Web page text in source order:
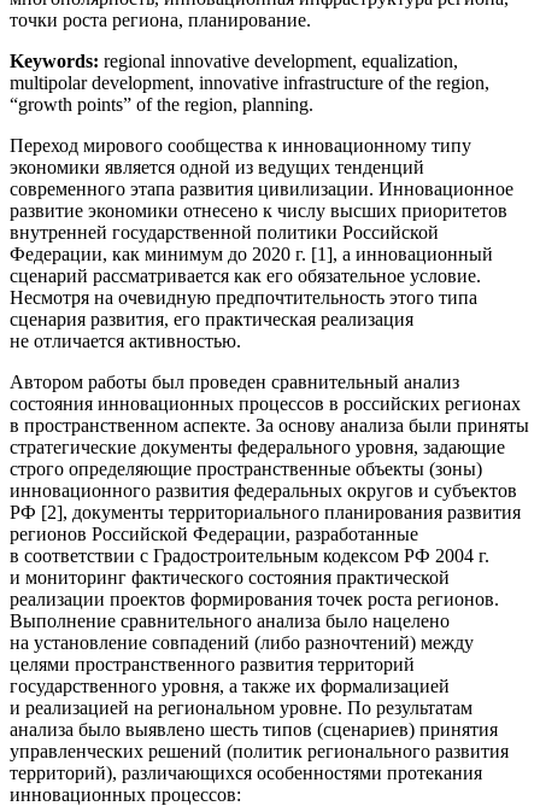
точки роста региона, планирование.
Keywords: regional innovative development, equalization,
multipolar development, innovative infrastructure of the region,
“growth points” of the region, planning.
Переход мирового сообщества к инновационному типу
экономики является одной из ведущих тенденций
современного этапа развития цивилизации. Инновационное
развитие экономики отнесено к числу высших приоритетов
внутренней государственной политики Российской
Федерации, как минимум до 2020 г. [1], а инновационный
сценарий рассматривается как его обязательное условие.
Несмотря на очевидную предпочтительность этого типа
сценария развития, его практическая реализация
не отличается активностью.
Автором работы был проведен сравнительный анализ
состояния инновационных процессов в российских регионах
в пространственном аспекте. За основу анализа были приняты
стратегические документы федерального уровня, задающие
строго определяющие пространственные объекты (зоны)
инновационного развития федеральных округов и субъектов
РФ [2], документы территориального планирования развития
регионов Российской Федерации, разработанные
в соответствии с Градостроительным кодексом РФ 2004 г.
и мониторинг фактического состояния практической
реализации проектов формирования точек роста регионов.
Выполнение сравнительного анализа было нацелено
на установление совпадений (либо разночтений) между
целями пространственного развития территорий
государственного уровня, а также их формализацией
и реализацией на региональном уровне. По результатам
анализа было выявлено шесть типов (сценариев) принятия
управленческих решений (политик регионального развития
территорий), различающихся особенностями протекания
инновационных процессов: